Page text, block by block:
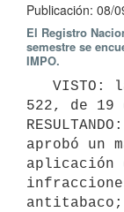
Publicación: 08/
El Registro
semestre se
IMPO.
522, de
aprobó un
aplicación
antitabaco;